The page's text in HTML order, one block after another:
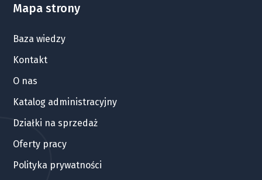
Mapa strony
Baza wiedzy
Kontakt
O nas
Katalog administracyjny
Działki na sprzedaż
Oferty pracy
Polityka prywatności